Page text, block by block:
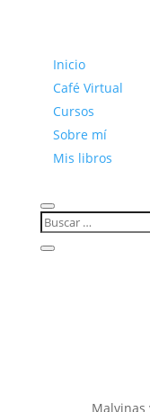
Inicio
Café Virtual
Cursos
Sobre mí
Mis libros
Malvinas